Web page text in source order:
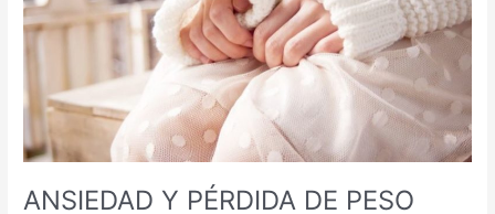
ANSIEDAD Y PÉRDIDA DE PESO
PESO